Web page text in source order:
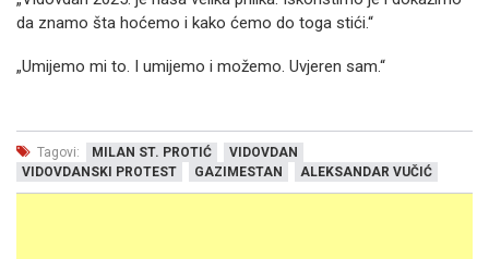
da znamo šta hoćemo i kako ćemo do toga stići.“
„Umijemo mi to. I umijemo i možemo. Uvjeren sam.“
Tagovi: MILAN ST. PROTIĆ
VIDOVDAN
VIDOVDANSKI PROTEST
GAZIMESTAN ALEKSANDAR VUČIĆ